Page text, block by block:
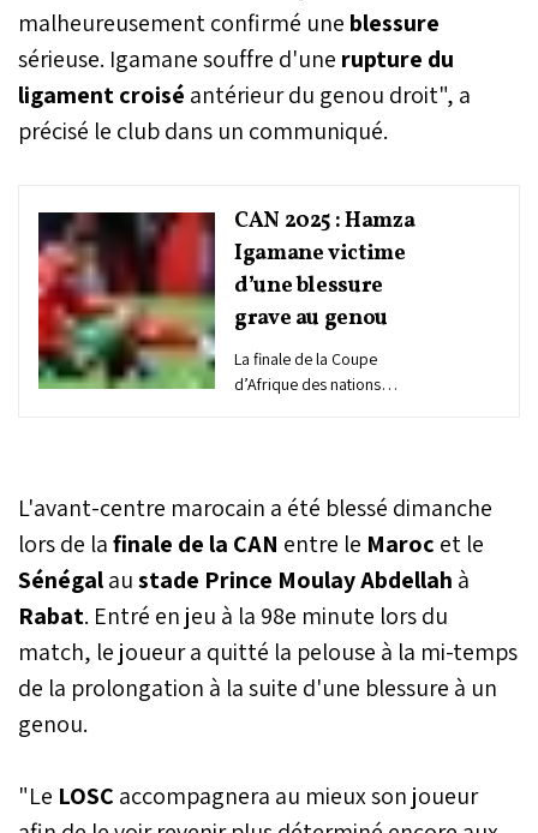
malheureusement confirmé une blessure
sérieuse. Igamane souffre d'une rupture du
ligament croisé antérieur du genou droit", a
précisé le club dans un communiqué.
CAN 2025 : Hamza
Igamane victime
d’une blessure
grave au genou
La finale de la Coupe
d’Afrique des nations
Rabat, a laissé un goût
particulièrement amer aux
scénario cruel de la
rencontre, la blessure de
Hamza Igamane est venue
assombrir un peu plus une
soirée déjà difficile pour la
L'avant-centre marocain a été blessé dimanche
lors de lafinale de la CAN entre le Maroc et le
Sénégalaustade Prince Moulay Abdellah à
Rabat. Entré en jeu à la 98e minute lors du
match, le joueur a quitté la pelouse à la mi-temps
de la prolongation à la suite d'une blessure à un
genou.
"Le LOSC accompagnera au mieux son joueur